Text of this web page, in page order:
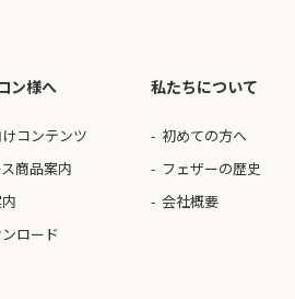
ン様へ
コンテンツ
商品案内
ロード
私たちについて
初めての方へ
フェザーの歴史
会社概要